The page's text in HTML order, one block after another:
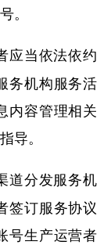
。
应当依法依约
务机构服务活
内容管理相关
导。
道分发服务机
签订服务协议
号生产运营者